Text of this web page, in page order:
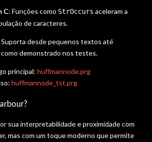
C: Funções como StrOccurs aceleram a
de caracteres.
Suporta desde pequenos textos até
como demonstrado nos testes.
principal: huffmannode.prg
huffmannode_tst.prg
sua interpretabilidade e proximidade com
mas com um toque moderno que permite